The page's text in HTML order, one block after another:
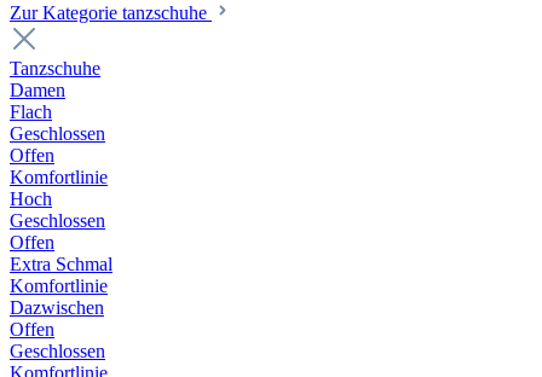
Zur Kategorie tanzschuhe
Tanzschuhe
Damen
Flach
Geschlossen
Offen
Komfortlinie
Hoch
Geschlossen
Offen
Extra Schmal
Komfortlinie
Dazwischen
Offen
Geschlossen
Komfortlinie